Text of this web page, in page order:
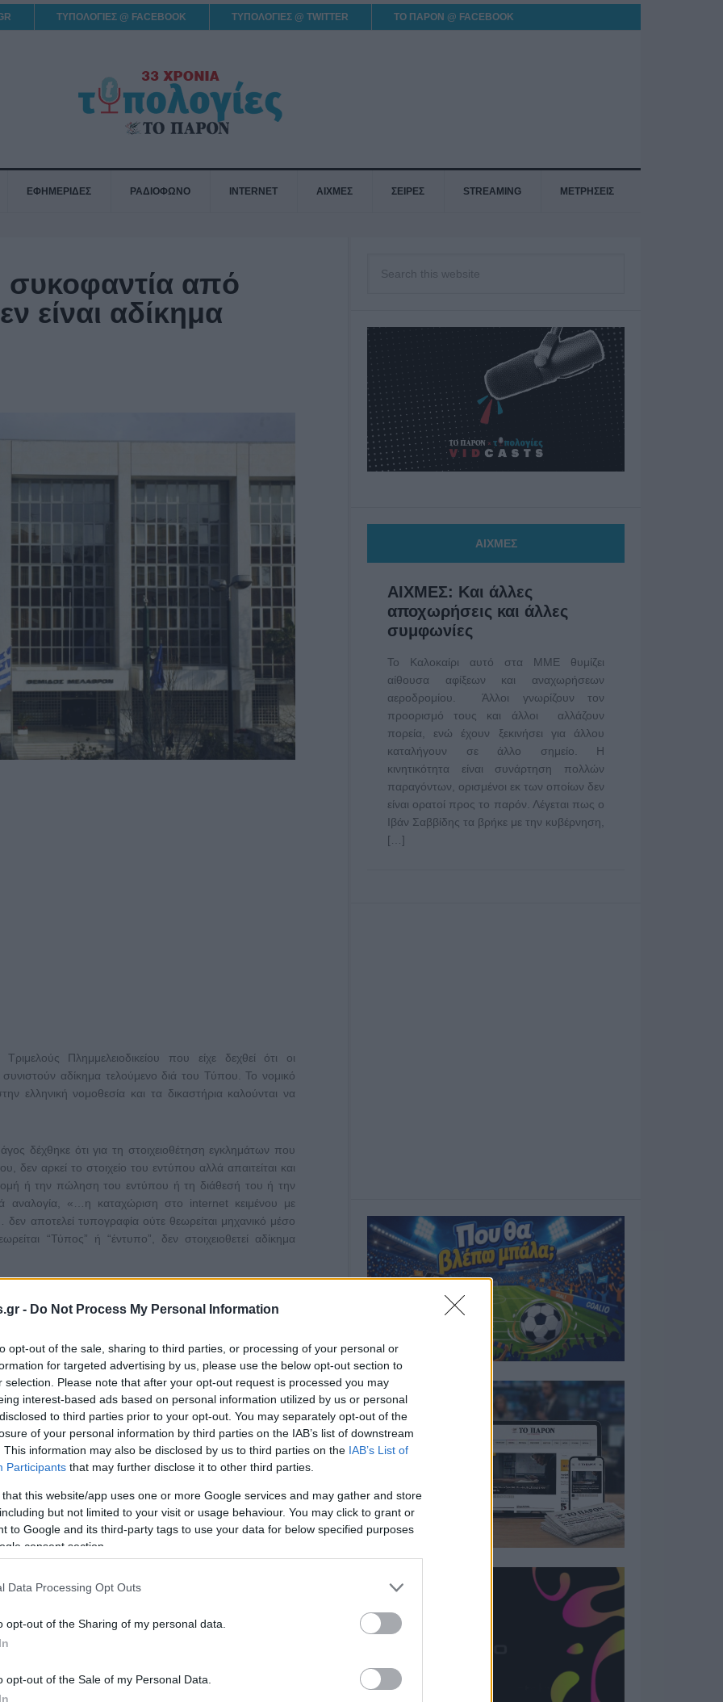
- Do Not Process My Personal Information
opt-out of the sale, sharing to third parties, or processing of your personal or
for targeted advertising by us, please use the below opt-out section to
selection. Please note that after your opt-out request is processed you may
interest-based ads based on personal information utilized by us or personal
to third parties prior to your opt-out. You may separately opt-out of the
of your personal information by third parties on the IAB’s list of downstream
This information may also be disclosed by us to third parties on the IAB’s List of
Participants that may further disclose it to other third parties.
that this website/app uses one or more Google services and may gather and store
but not limited to your visit or usage behaviour. You may click to grant or
to Google and its third-party tags to use your data for below specified purposes
consent section.
Data Processing Opt Outs
opt-out of the Sharing of my personal data.
opt-out of the Sale of my Personal Data.
ΤΥΠΟΛΟΓΙΕΣ @ FACEBOOK ΤΥΠΟΛΟΓΙΕΣ @ TWITTER ΤΟ ΠΑΡΟΝ @ FACEBOOK
ΕΦΗΜΕΡΙΔΕΣ ΡΑΔΙΟΦΩΝΟ INTERNET ΑΙΧΜΕΣ ΣΕΙΡΕΣ STREAMING ΜΕΤΡΗΣΕΙΣ
συκοφαντία από
είναι αδίκημα
Πλημμελειοδικείου που είχε δεχθεί ότι οι
αδίκημα τελούμενο διά του Τύπου. Το νομικό
ελληνική νομοθεσία και τα δικαστήρια καλούνται να
δέχθηκε ότι για τη στοιχειοθέτηση εγκλημάτων που
αρκεί το στοιχείο του εντύπου αλλά απαιτείται και
ή την πώληση του εντύπου ή τη διάθεσή του ή την
αναλογία, «…η καταχώριση στο internet κειμένου με
αποτελεί τυπογραφία ούτε θεωρείται μηχανικό μέσο
“Τύπος” ή “έντυπο”, δεν στοιχειοθετεί αδίκημα
αναρτήσεις που γίνονται στον διαδικτυακό τόπο του
με ιδιοκτήτη εντύπου, συνεπώς υπάρχει η
περίπτωση των σχολίων των αναγνωστών, που γίνονται
που αναρτούν κείμενα», το δικαστήριο κρίνει ότι
οι διατάξεις περί φιλοξενίας του άρ. 13 του
Εισαγγελέα του Αρείου Πάγου
ΑΙΧΜΕΣ
ΑΙΧΜΕΣ: Και άλλες
αποχωρήσεις και άλλες
συμφωνίες
Το Καλοκαίρι αυτό στα ΜΜΕ θυμίζει
αίθουσα αφίξεων και αναχωρήσεων
αεροδρομίου. Άλλοι γνωρίζουν τον
προορισμό τους και άλλοι αλλάζουν
πορεία, ενώ έχουν ξεκινήσει για άλλου
καταλήγουν σε άλλο σημείο. Η
κινητικότητα είναι συνάρτηση πολλών
παραγόντων, ορισμένοι εκ των οποίων δεν
είναι ορατοί προς το παρόν. Λέγεται πως ο
Ιβάν Σαββίδης τα βρήκε με την κυβέρνηση,
[…]